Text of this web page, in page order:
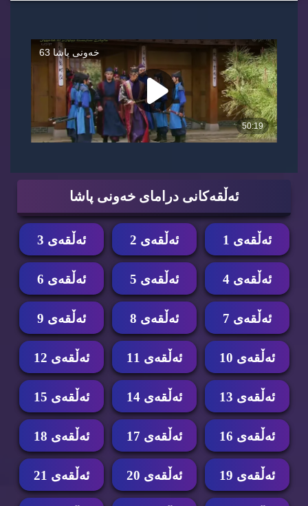
ئه‌ڵقه‌كانی درامای خه‌ونی پاشا
ئه‌ڵقه‌ی 1 ئه‌ڵقه‌ی 2 ئه‌ڵقه‌ی 3
ئه‌ڵقه‌ی 4 ئه‌ڵقه‌ی 5 ئه‌ڵقه‌ی 6
ئه‌ڵقه‌ی 7 ئه‌ڵقه‌ی 8 ئه‌ڵقه‌ی 9
ئه‌ڵقه‌ی 10 ئه‌ڵقه‌ی 11 ئه‌ڵقه‌ی 12
ئه‌ڵقه‌ی 13 ئه‌ڵقه‌ی 14 ئه‌ڵقه‌ی 15
ئه‌ڵقه‌ی 16 ئه‌ڵقه‌ی 17 ئه‌ڵقه‌ی 18
ئه‌ڵقه‌ی 19 ئه‌ڵقه‌ی 20 ئه‌ڵقه‌ی 21